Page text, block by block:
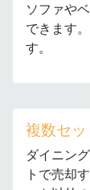
ソファや
できます
す。
複数セ
ダイニン
トで売却